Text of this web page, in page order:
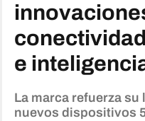
Celulares
Informes Especiales
Anuncie
e
La marca refuerza
nuevos dispositivos